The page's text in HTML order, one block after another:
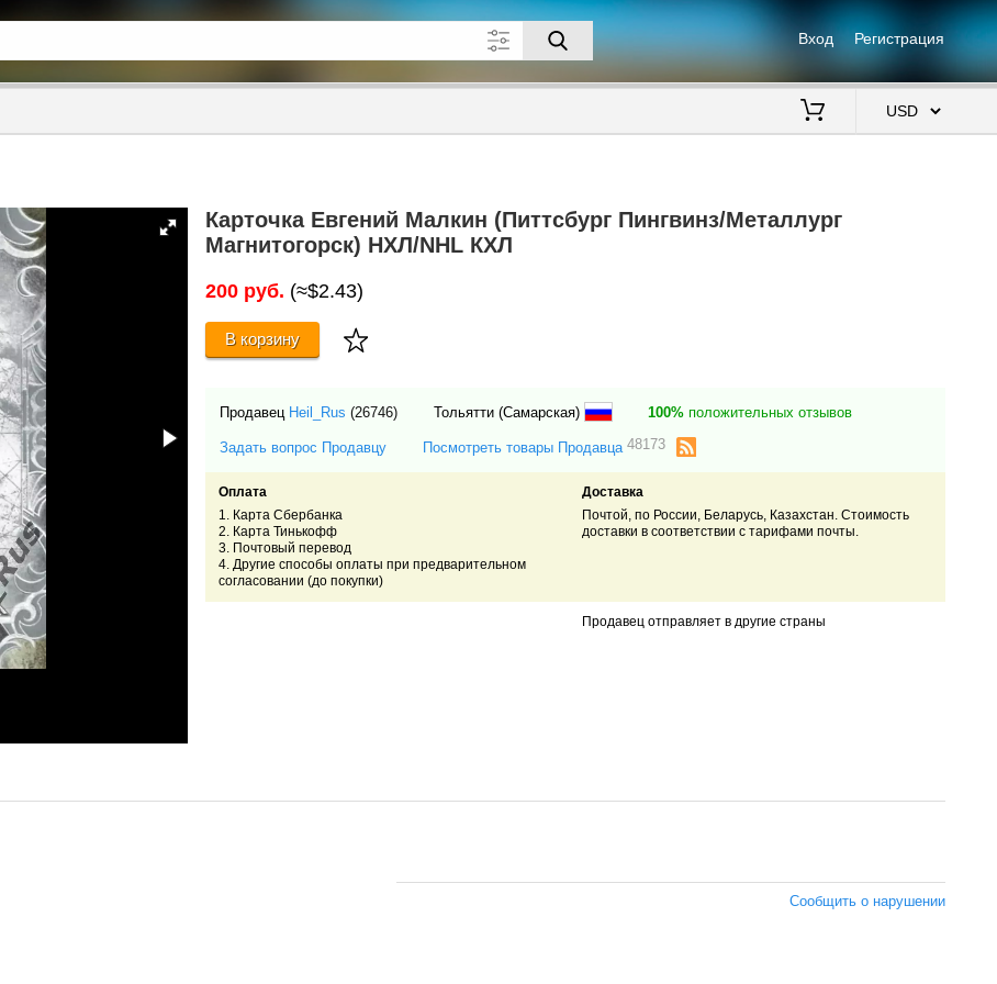
Вход Регистрация
Карточка Евгений Малкин (Питтсбург Пингвинз/Металлург
Магнитогорск) НХЛ/NHL КХЛ
200 руб. (≈$2.43)
В корзину
Продавец Heil_Rus (26746) Тольятти (Самарская) 100% положительных отзывов
Задать вопрос Продавцу Посмотреть товары Продавца 48173
Оплата
1. Карта Сбербанка
2. Карта Тинькофф
3. Почтовый перевод
4. Другие способы оплаты при предварительном
согласовании (до покупки)
Доставка
Почтой, по России, Беларусь, Казахстан. Стоимость
доставки в соответствии с тарифами почты.
Продавец отправляет в другие страны
Сообщить о нарушении